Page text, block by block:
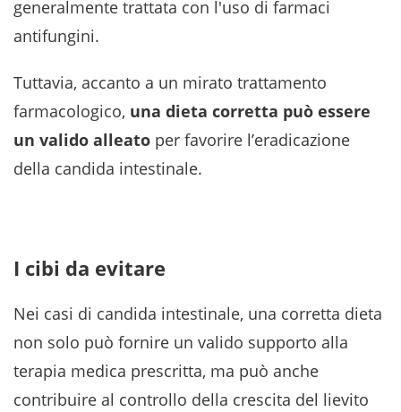
generalmente trattata con l'uso di farmaci
antifungini.
Tuttavia, accanto a un mirato trattamento
farmacologico, una dieta corretta può essere
un valido alleato per favorire l’eradicazione
della candida intestinale.
I cibi da evitare
Nei casi di candida intestinale, una corretta dieta
non solo può fornire un valido supporto alla
terapia medica prescritta, ma può anche
contribuire al controllo della crescita del lievito